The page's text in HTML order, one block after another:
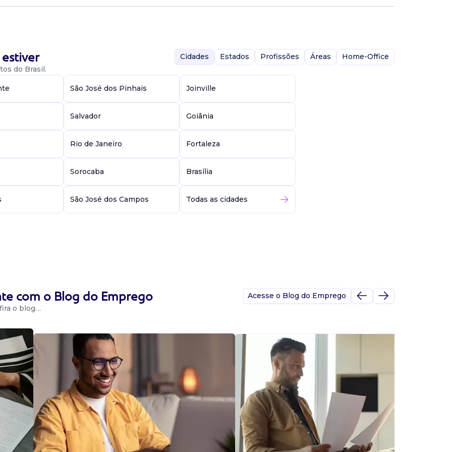
ou
de horário -
inglês fluente,
relevantes
do Brasil.
Cidades Estados Profissões Áreas Home-Office
São José dos Pinhais Joinville
Salvador Goiânia
Rio de Janeiro Fortaleza
Sorocaba Brasília
São José dos Campos Todas as cidades
com o Blog do Emprego
o blog…
Acesse o Blog do Emprego